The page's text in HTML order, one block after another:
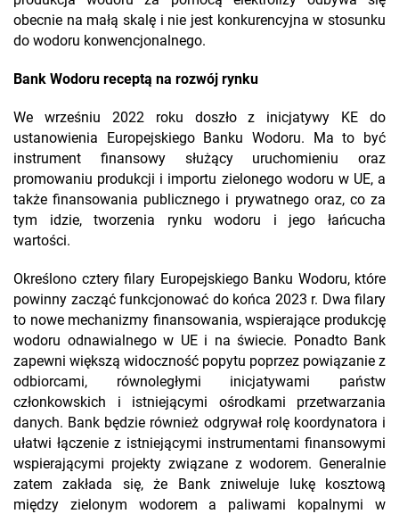
obecnie na małą skalę i nie jest konkurencyjna w stosunku
do wodoru konwencjonalnego.
Bank Wodoru receptą na rozwój rynku
We wrześniu 2022 roku doszło z inicjatywy KE do
ustanowienia Europejskiego Banku Wodoru. Ma to być
instrument finansowy służący uruchomieniu oraz
promowaniu produkcji i importu zielonego wodoru w UE, a
także finansowania publicznego i prywatnego oraz, co za
tym idzie, tworzenia rynku wodoru i jego łańcucha
wartości.
Określono cztery filary Europejskiego Banku Wodoru, które
powinny zacząć funkcjonować do końca 2023 r. Dwa filary
to nowe mechanizmy finansowania, wspierające produkcję
wodoru odnawialnego w UE i na świecie. Ponadto Bank
zapewni większą widoczność popytu poprzez powiązanie z
odbiorcami, równoległymi inicjatywami państw
członkowskich i istniejącymi ośrodkami przetwarzania
danych. Bank będzie również odgrywał rolę koordynatora i
ułatwi łączenie z istniejącymi instrumentami finansowymi
wspierającymi projekty związane z wodorem. Generalnie
zatem zakłada się, że Bank zniweluje lukę kosztową
między zielonym wodorem a paliwami kopalnymi w